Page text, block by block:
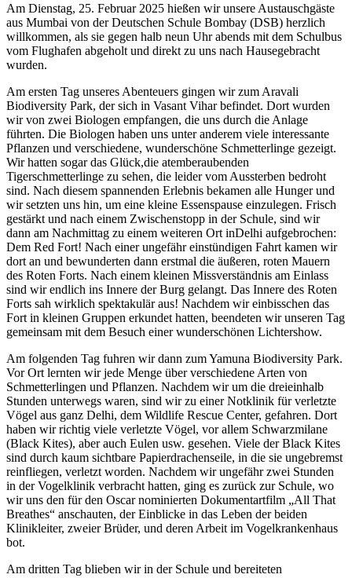
Am Dienstag, 25. Februar 2025 hießen wir unsere Austauschgäste
aus Mumbai von der Deutschen Schule Bombay (DSB) herzlich
willkommen, als sie gegen halb neun Uhr abends mit dem Schulbus
vom Flughafen abgeholt und direkt zu uns nach Hausegebracht
wurden.
Am ersten Tag unseres Abenteuers gingen wir zum Aravali
Biodiversity Park, der sich in Vasant Vihar befindet. Dort wurden
wir von zwei Biologen empfangen, die uns durch die Anlage
führten. Die Biologen haben uns unter anderem viele interessante
Pflanzen und verschiedene, wunderschöne Schmetterlinge gezeigt.
Wir hatten sogar das Glück,die atemberaubenden
Tigerschmetterlinge zu sehen, die leider vom Aussterben bedroht
sind. Nach diesem spannenden Erlebnis bekamen alle Hunger und
wir setzten uns hin, um eine kleine Essenspause einzulegen. Frisch
gestärkt und nach einem Zwischenstopp in der Schule, sind wir
dann am Nachmittag zu einem weiteren Ort inDelhi aufgebrochen:
Dem Red Fort! Nach einer ungefähr einstündigen Fahrt kamen wir
dort an und bewunderten dann erstmal die äußeren, roten Mauern
des Roten Forts. Nach einem kleinen Missverständnis am Einlass
sind wir endlich ins Innere der Burg gelangt. Das Innere des Roten
Forts sah wirklich spektakulär aus! Nachdem wir einbisschen das
Fort in kleinen Gruppen erkundet hatten, beendeten wir unseren Tag
gemeinsam mit dem Besuch einer wunderschönen Lichtershow.
Am folgenden Tag fuhren wir dann zum Yamuna Biodiversity Park.
Vor Ort lernten wir jede Menge über verschiedene Arten von
Schmetterlingen und Pflanzen. Nachdem wir um die dreieinhalb
Stunden unterwegs waren, sind wir zu einer Notklinik für verletzte
Vögel aus ganz Delhi, dem Wildlife Rescue Center, gefahren. Dort
haben wir richtig viele verletzte Vögel, vor allem Schwarzmilane
(Black Kites), aber auch Eulen usw. gesehen. Viele der Black Kites
sind durch kaum sichtbare Papierdrachenseile, in die sie ungebremst
reinfliegen, verletzt worden. Nachdem wir ungefähr zwei Stunden
in der Vogelklinik verbracht hatten, ging es zurück zur Schule, wo
wir uns den für den Oscar nominierten Dokumentartfilm „All That
Breathes“ anschauten, der Einblicke in das Leben der beiden
Klinikleiter, zweier Brüder, und deren Arbeit im Vogelkrankenhaus
bot.
Am dritten Tag blieben wir in der Schule und bereiteten